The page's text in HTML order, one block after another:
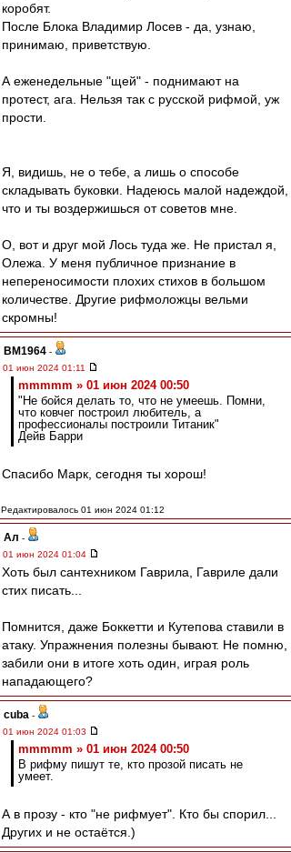
коробят.
После Блока Владимир Лосев - да, узнаю,
принимаю, приветствую.
А еженедельные "щей" - поднимают на
протест, ага. Нельзя так с русской рифмой, уж
прости.
Я, видишь, не о тебе, а лишь о способе
складывать буковки. Надеюсь малой надеждой,
что и ты воздержишься от советов мне.
О, вот и друг мой Лось туда же. Не пристал я,
Олежа. У меня публичное признание в
непереносимости плохих стихов в большом
количестве. Другие рифмоложцы вельми
скромны!
BM1964 -
01 июн 2024 01:11
mmmmm » 01 июн 2024 00:50
"Не бойся делать то, что не умеешь. Помни,
что ковчег построил любитель, а
профессионалы построили Титаник"
Дейв Барри
Спасибо Марк, сегодня ты хорош!
Редактировалось 01 июн 2024 01:12
Ал -
01 июн 2024 01:04
Хоть был сантехником Гаврила, Гавриле дали
стих писать...
Помнится, даже Боккетти и Кутепова ставили в
атаку. Упражнения полезны бывают. Не помню,
забили они в итоге хоть один, играя роль
нападающего?
cuba -
01 июн 2024 01:03
mmmmm » 01 июн 2024 00:50
В рифму пишут те, кто прозой писать не
умеет.
А в прозу - кто "не рифмует". Кто бы спорил...
Других и не остаётся.)